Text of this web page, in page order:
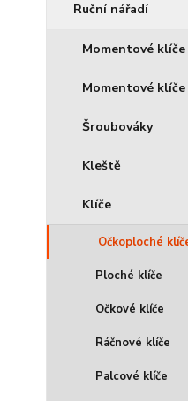
Ruční nářadí
Momentové
Momentové
Šroubováky
Kleště
Klíče
Očkoploché
Ploché klíče
Očkové klíče
Ráčnové klíče
Palcové klíče